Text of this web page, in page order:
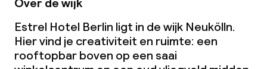
Diner, vast menu
Roomservice
Estrel Hotel Berlin ligt in de wijk Neukölln.
Hier vind je creativiteit en ruimte: een
rooftopbar boven op een saai